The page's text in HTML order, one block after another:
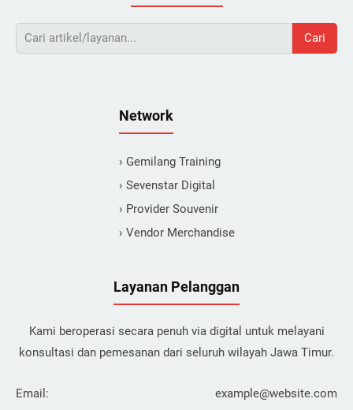
Cari
Network
› Gemilang Training
› Sevenstar Digital
› Provider Souvenir
› Vendor Merchandise
Layanan Pelanggan
Kami beroperasi secara penuh via digital untuk melayani
konsultasi dan pemesanan dari seluruh wilayah Jawa Timur.
Email: example@website.com